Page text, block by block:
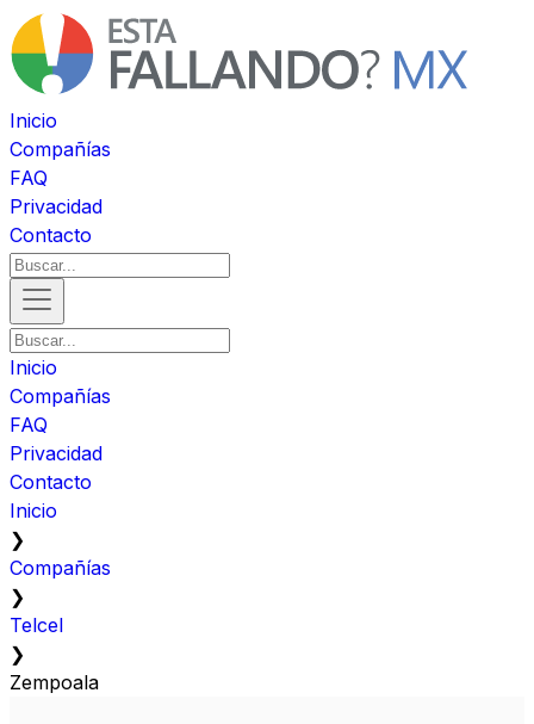
Inicio
Compañías
FAQ
Privacidad
Contacto
Inicio
Compañías
FAQ
Privacidad
Contacto
Inicio
❯
Compañías
❯
Telcel
❯
Zempoala